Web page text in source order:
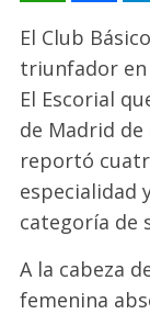
El Club
triunfador en
El Escorial
de Madrid
reportó
especialidad
categoría de
A la cabeza
femenina